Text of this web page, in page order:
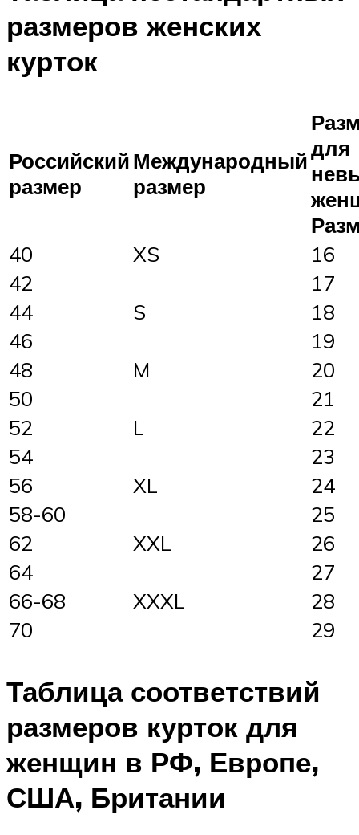
размеров женских
курток
Российский
размер
Международный
размер
для
40
XS
16
42
17
44
S
18
46
19
48
M
20
50
21
52
L
22
54
23
56
XL
24
58-60
25
62
XXL
26
64
27
66-68
XXXL
28
70
29
Таблица соответствий
размеров курток для
женщин в РФ, Европе,
США, Британии